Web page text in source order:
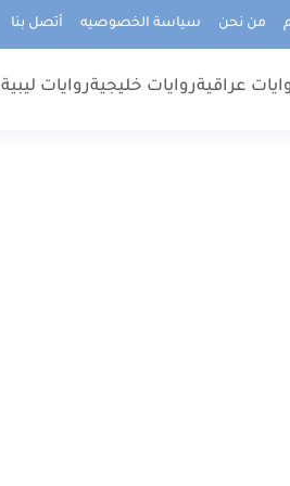
من نحن سياسة الخصوصيه أتصل بنا
عراقيةروايات خليجيةروايات ليبية